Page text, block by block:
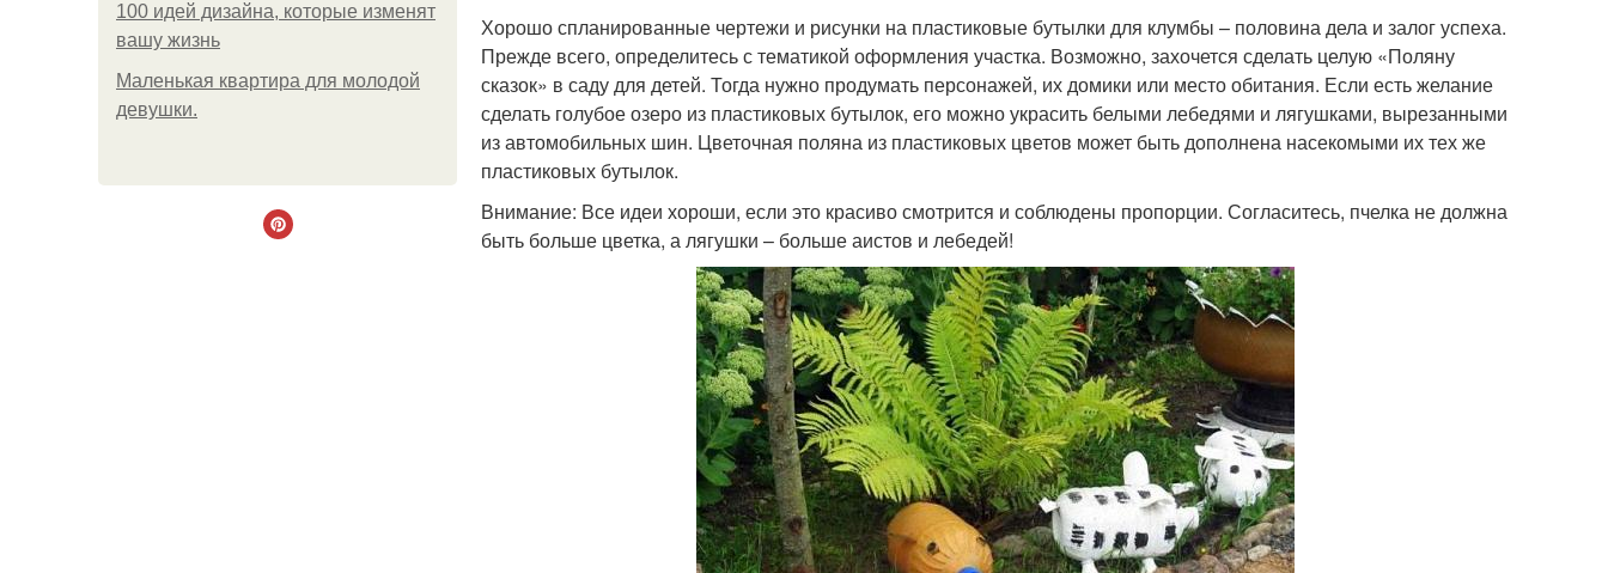
100 идей дизайна, которые изменят
вашу жизнь
Маленькая квартира для молодой
девушки.
Хорошо спланированные чертежи и рисунки на пластиковые бутылки для клумбы – половина дела и залог успеха.
Прежде всего, определитесь с тематикой оформления участка. Возможно, захочется сделать целую «Поляну
сказок» в саду для детей. Тогда нужно продумать персонажей, их домики или место обитания. Если есть желание
сделать голубое озеро из пластиковых бутылок, его можно украсить белыми лебедями и лягушками, вырезанными
из автомобильных шин. Цветочная поляна из пластиковых цветов может быть дополнена насекомыми их тех же
пластиковых бутылок.
Внимание: Все идеи хороши, если это красиво смотрится и соблюдены пропорции. Согласитесь, пчелка не должна
быть больше цветка, а лягушки – больше аистов и лебедей!